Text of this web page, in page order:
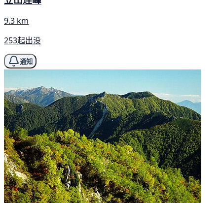
9.3 km
253起出没
通知